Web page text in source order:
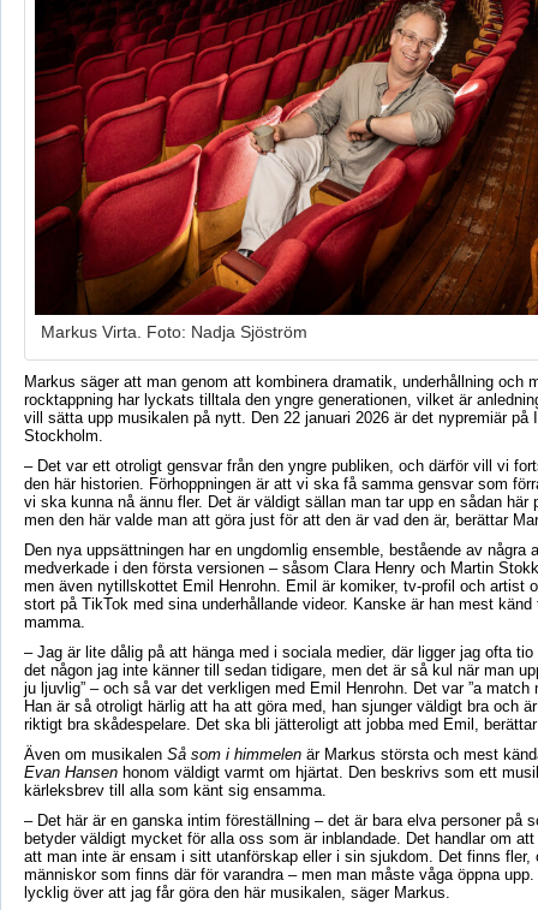
Markus Virta. Foto: Nadja Sjöström
Markus säger att man genom att kombinera dramatik, underhållning och
rocktappning har lyckats tilltala den yngre generationen, vilket är
vill sätta upp musikalen på nytt. Den 22 januari 2026 är det nypremiär på
Stockholm.
– Det var ett otroligt gensvar från den yngre publiken, och därför vill vi
den här historien. Förhoppningen är att vi ska få samma gensvar som
vi ska kunna nå ännu fler. Det är väldigt sällan man tar upp en sådan här
men den här valde man att göra just för att den är vad den är, berättar
Den nya uppsättningen har en ungdomlig ensemble, bestående av några
medverkade i den första versionen – såsom Clara Henry och Martin
men även nytillskottet Emil Henrohn. Emil är komiker, tv-profil och artist
stort på TikTok med sina underhållande videor. Kanske är han mest känd
mamma.
– Jag är lite dålig på att hänga med i sociala medier, där ligger jag ofta tio
det någon jag inte känner till sedan tidigare, men det är så kul när man
ju ljuvlig” – och så var det verkligen med Emil Henrohn. Det var ”a match
Han är så otroligt härlig att ha att göra med, han sjunger väldigt bra och
riktigt bra skådespelare. Det ska bli jätteroligt att jobba med Emil,
Även om musikalen Så som i himmelenär Markus största och mest
Evan Hansenhonom väldigt varmt om hjärtat. Den beskrivs som ett
kärleksbrev till alla som känt sig ensamma.
– Det här är en ganska intim föreställning – det är bara elva personer på
betyder väldigt mycket för alla oss som är inblandade. Det handlar om
att man inte är ensam i sitt utanförskap eller i sin sjukdom. Det finns fler,
människor som finns där för varandra – men man måste våga öppna
lycklig över att jag får göra den här musikalen, säger Markus.